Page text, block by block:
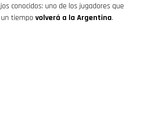
conocidos: uno de los jugadores que
tiempo volverá a la Argentina.